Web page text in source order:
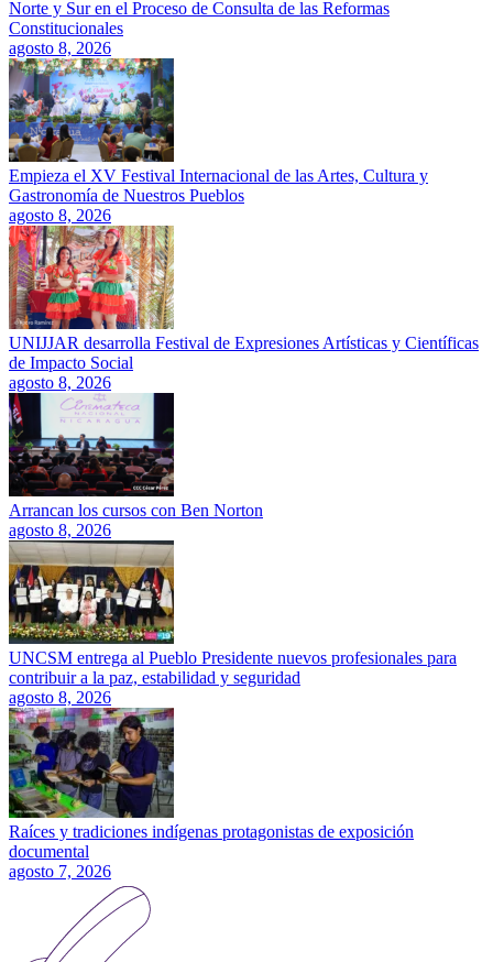
Norte y Sur en el Proceso de Consulta de las Reformas
Constitucionales
agosto 8, 2026
Empieza el XV Festival Internacional de las Artes, Cultura y
Gastronomía de Nuestros Pueblos
agosto 8, 2026
UNIJJAR desarrolla Festival de Expresiones Artísticas y Científicas
de Impacto Social
agosto 8, 2026
Arrancan los cursos con Ben Norton
agosto 8, 2026
UNCSM entrega al Pueblo Presidente nuevos profesionales para
contribuir a la paz, estabilidad y seguridad
agosto 8, 2026
Raíces y tradiciones indígenas protagonistas de exposición
documental
agosto 7, 2026